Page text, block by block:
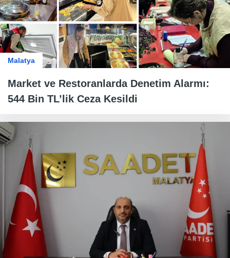
Malatya
Market ve Restoranlarda Denetim Alarmı:
544 Bin TL’lik Ceza Kesildi